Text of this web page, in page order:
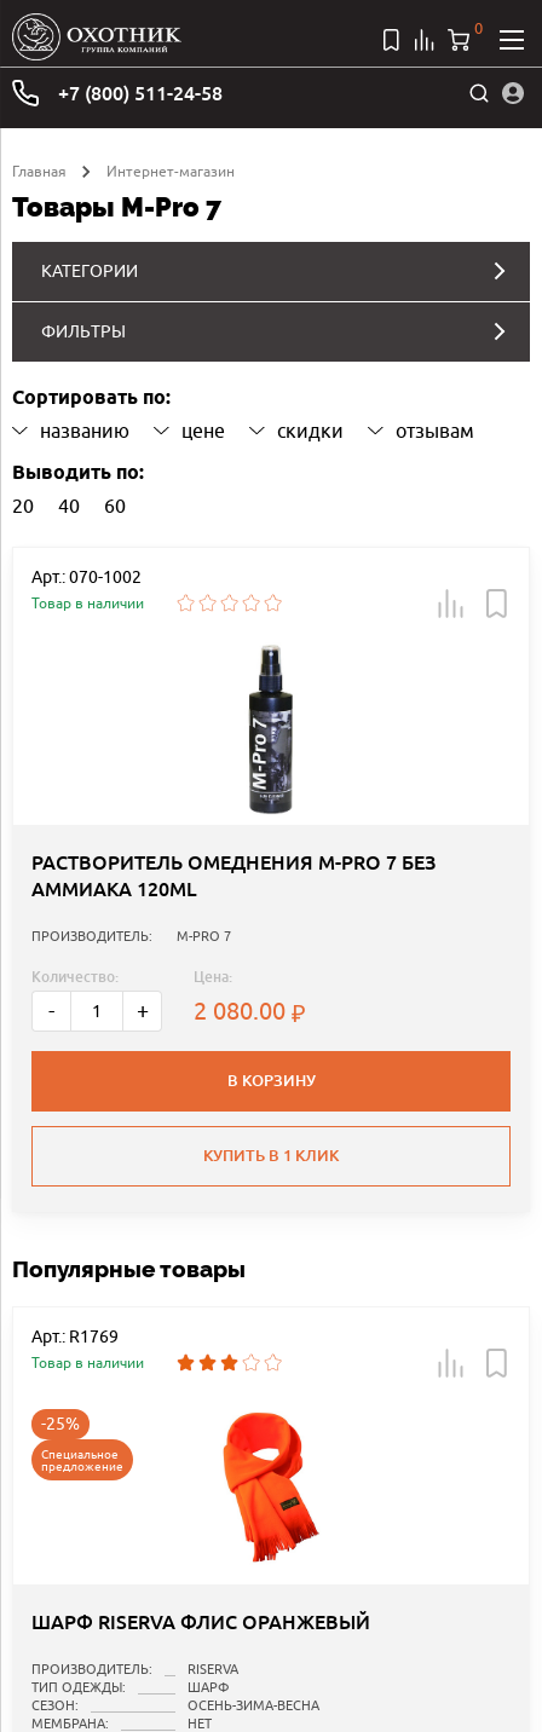
+7 (800) 511-24-58
0
Главная Интернет-магазин
Товары M-Pro 7
КАТЕГОРИИ
ФИЛЬТРЫ
Сортировать по:
названию цене скидки отзывам
Выводить по:
20 40 60
Арт.: 070-1002
Товар в наличии
РАСТВОРИТЕЛЬ ОМЕДНЕНИЯ M-PRO 7 БЕЗ
АММИАКА 120ML
ПРОИЗВОДИТЕЛЬ: M-PRO 7
Количество:
- +
Цена:
2 080.00
В КОРЗИНУ
КУПИТЬ В 1 КЛИК
Популярные товары
Арт.: R1769
Товар в наличии
-25%
Специальное
предложение
ШАРФ RISERVA ФЛИС ОРАНЖЕВЫЙ
ПРОИЗВОДИТЕЛЬ:
RISERVA
ТИП ОДЕЖДЫ:
ШАРФ
СЕЗОН:
ОСЕНЬ-ЗИМА-ВЕСНА
МЕМБРАНА:
НЕТ